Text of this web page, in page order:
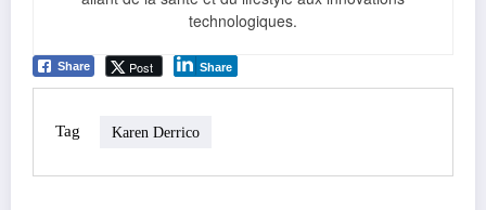
technologiques.
Share Post Share
Tag Karen Derrico